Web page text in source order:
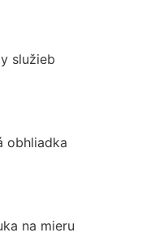
služieb
obhliadka
na mieru